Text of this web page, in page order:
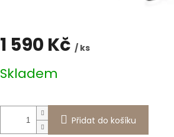
1 590 Kč / ks
cena:
Skladem
Přidat do košíku